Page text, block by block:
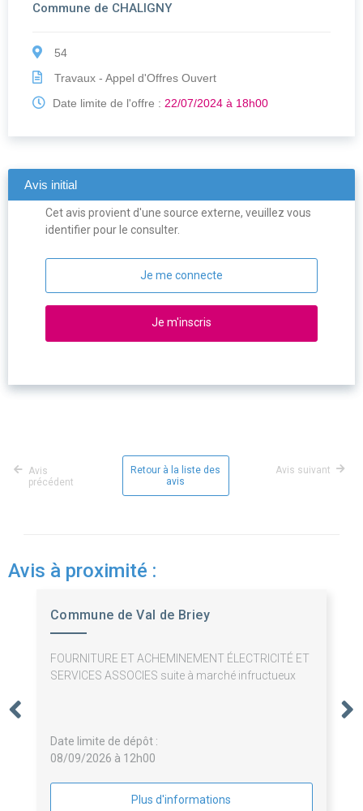
Commune de CHALIGNY
54
Travaux - Appel d'Offres Ouvert
Date limite de l'offre : 22/07/2024 à 18h00
Avis initial
Cet avis provient d'une source externe, veuillez vous
identifier pour le consulter.
Je me connecte
Je m'inscris
Avis
précédent
Retour à la liste des
avis
Avis suivant
Avis à proximité :
Commune de Val de Briey
FOURNITURE ET ACHEMINEMENT ÉLECTRICITÉ ET
SERVICES ASSOCIES suite à marché infructueux
Date limite de dépôt :
08/09/2026 à 12h00
Plus d'informations